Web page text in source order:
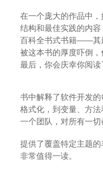
在一个庞大的作品中
结构和最佳实践的内
百科全书式书籍——其
被这本书的厚度吓倒，
最后，你会庆幸你阅读
书中解释了软件开发
格式化，到变量、方
一个团队，对所有一切
提供了覆盖特定主题
非常值得一读。